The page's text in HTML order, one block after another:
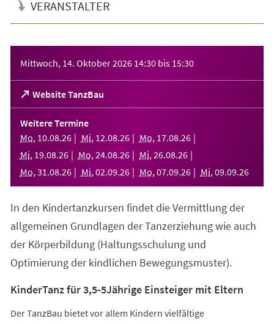
VERANSTALTER
Mittwoch, 14. Oktober 2026 14:30 bis 15:30
Website TanzBau
(Öffnet
in
einem
neuen
Tab)
Weitere Termine
Mo, 10.08.26 Mi, 12.08.26 Mo, 17.08.26
Mi, 19.08.26 Mo, 24.08.26 Mi, 26.08.26
Mo, 31 .08.26 Mi, 02.09.26 Mo, 07.09.26 Mi, 09.09.26
In den Kindertanzkursen findet die Vermittlung der
allgemeinen Grundlagen der Tanzerziehung wie auch
der Körperbildung (Haltungsschulung und
Optimierung der kindlichen Bewegungsmuster).
KinderTanz für 3,5-5Jährige Einsteiger mit Eltern
Der TanzBau bietet vor allem Kindern vielfältige